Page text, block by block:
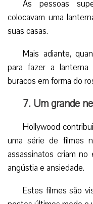
Existe uma antiga
homem chamado
enganado muitas
Assim, teve que
caminhos com uma
um carvão aceso.
As pessoas
colocavam uma
suas casas.
para fazer a